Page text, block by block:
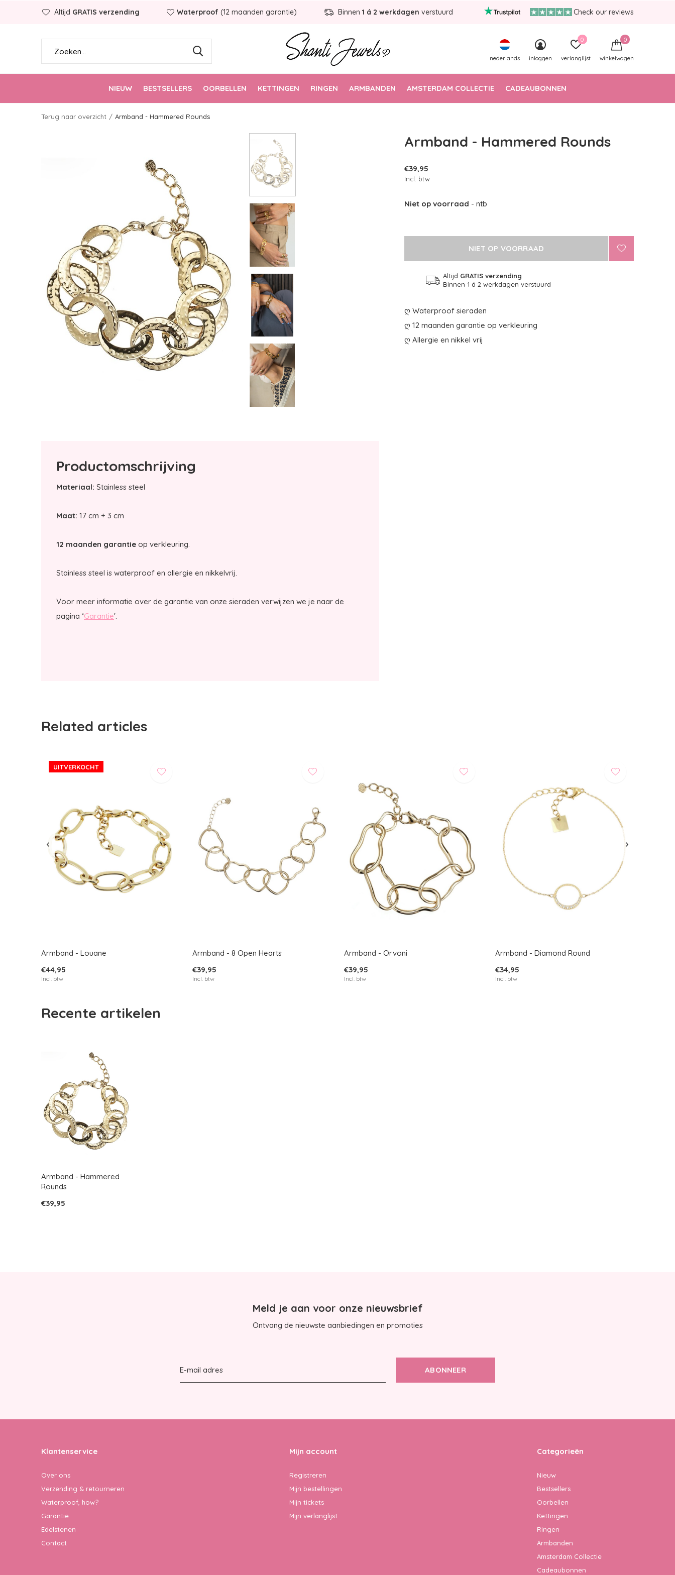
NIEUW BESTSELLERS OORBELLEN KETTINGEN RINGEN ARMBANDEN AMSTERDAM COLLECTIE CADEAUBONNEN
nederlands inloggen verlanglijst
0
winkelwagen
0
Altijd GRATIS verzending Waterproof (12 maanden garantie) Binnen 1 á 2 werkdagen verstuurd Check our reviews
Terug naar overzicht Armband - Hammered Rounds
Armband - Hammered Rounds
€39,95
Incl. btw
Niet op voorraad - ntb
NIET OP VOORRAAD
Altijd GRATIS verzending
Binnen 1 á 2 werkdagen verstuurd
ღ Waterproof sieraden
ღ 12 maanden garantie op verkleuring
ღ Allergie en nikkel vrij
Productomschrijving
Materiaal: Stainless steel
Maat: 17 cm + 3 cm
12 maanden garantie op verkleuring.
Stainless steel is waterproof en allergie en nikkelvrij.
Voor meer informatie over de garantie van onze sieraden verwijzen we je naar de
pagina ‘Garantie'.
Related articles
UITVERKOCHT
Armband - Louane
€44,95
Incl. btw
Armband - 8 Open Hearts
€39,95
Incl. btw
Armband - Orvoni
€39,95
Incl. btw
Armband - Diamond Round
€34,95
Incl. btw
Recente artikelen
Armband - Hammered
Rounds
€39,95
Meld je aan voor onze nieuwsbrief
Ontvang de nieuwste aanbiedingen en promoties
ABONNEER
Klantenservice
Over ons
Verzending & retourneren
Waterproof, how?
Garantie
Edelstenen
Contact
Mijn account
Registreren
Mijn bestellingen
Mijn tickets
Mijn verlanglijst
Categorieën
Nieuw
Bestsellers
Oorbellen
Kettingen
Ringen
Armbanden
Amsterdam Collectie
Cadeaubonnen